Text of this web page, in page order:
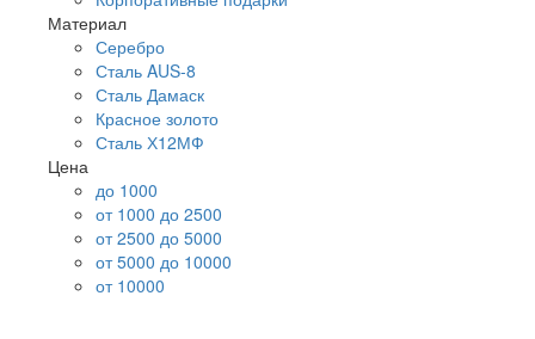
Материал
Серебро
Сталь AUS-8
Сталь Дамаск
Красное золото
Сталь Х12МФ
Цена
до 1000
от 1000 до 2500
от 2500 до 5000
от 5000 до 10000
от 10000